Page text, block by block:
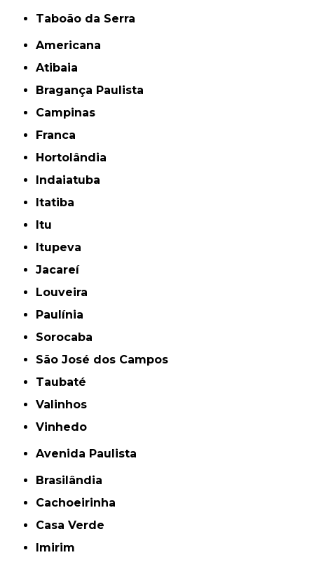
Taboão da Serra
Americana
Atibaia
Bragança Paulista
Campinas
Franca
Hortolândia
Indaiatuba
Itatiba
Itu
Itupeva
Jacareí
Louveira
Paulínia
Sorocaba
São José dos Campos
Taubaté
Valinhos
Vinhedo
Avenida Paulista
Brasilândia
Cachoeirinha
Casa Verde
Imirim